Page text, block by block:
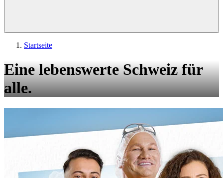
Startseite
Eine lebenswerte Schweiz für
alle.